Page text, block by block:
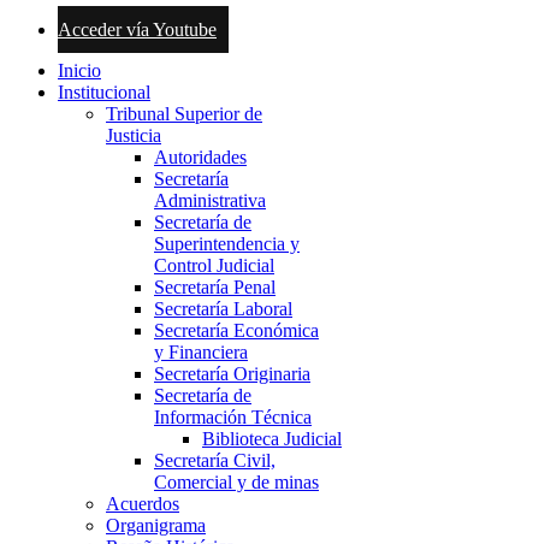
Acceder vía Youtube
Inicio
Institucional
Tribunal Superior de
Justicia
Autoridades
Secretaría
Administrativa
Secretaría de
Superintendencia y
Control Judicial
Secretaría Penal
Secretaría Laboral
Secretaría Económica
y Financiera
Secretaría Originaria
Secretaría de
Información Técnica
Biblioteca Judicial
Secretaría Civil,
Comercial y de minas
Acuerdos
Organigrama